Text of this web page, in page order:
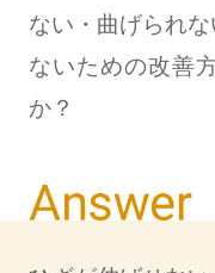
ない・曲げられ
ないための改善
か？